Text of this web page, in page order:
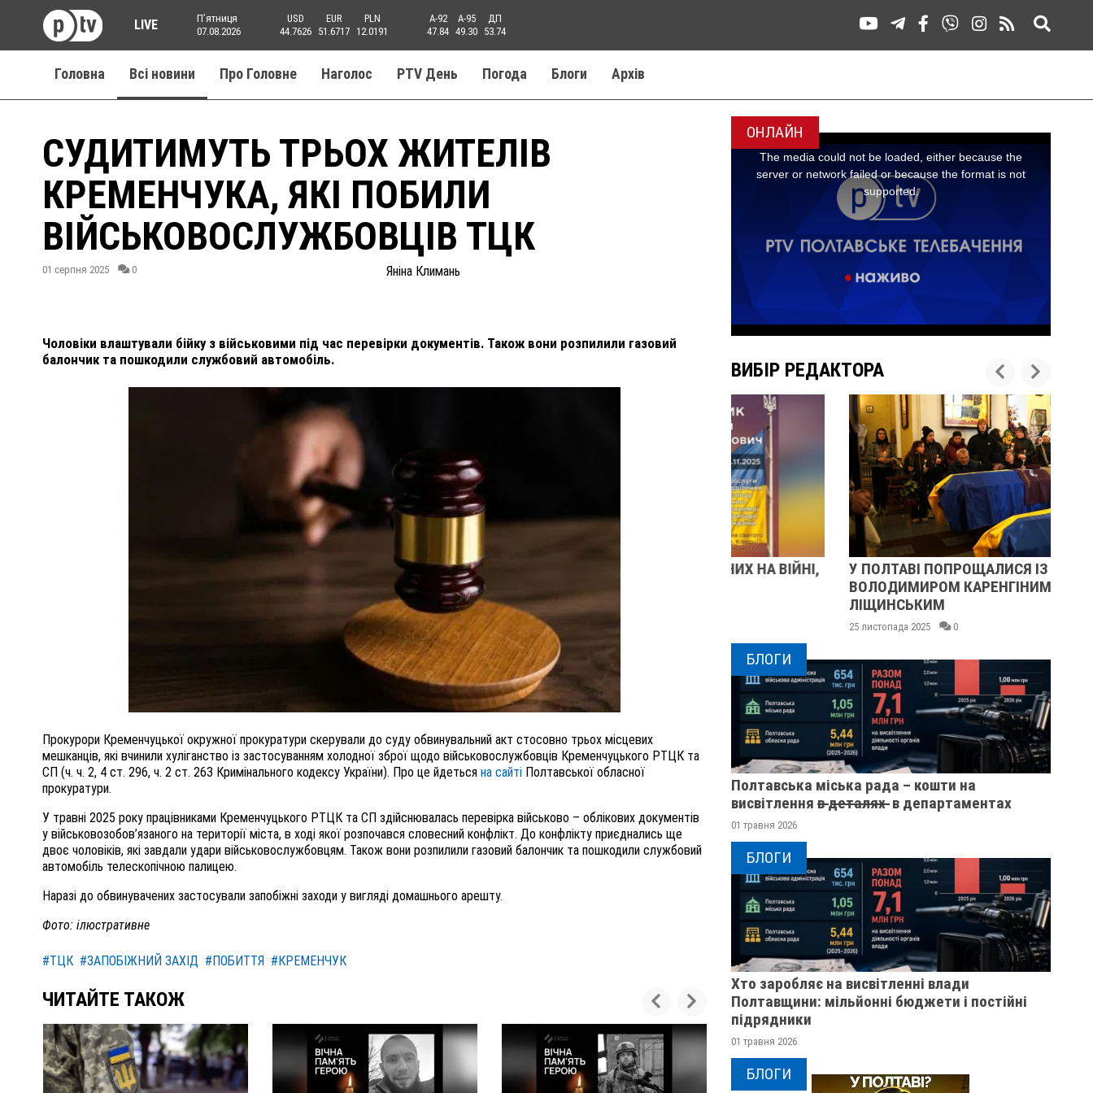
LIVE
Пʼятниця
07.08.2026
USD
44.7626
EUR
51.6717
PLN
12.0191
A-92
47.84
A-95
49.30
ДП
53.74
Головна Всі новини Про Головне Наголос PTV День Погода Блоги Aрхів
СУДИТИМУТЬ ТРЬОХ ЖИТЕЛІВ
КРЕМЕНЧУКА, ЯКІ ПОБИЛИ
ВІЙСЬКОВОСЛУЖБОВЦІВ ТЦК
01 серпня 2025 0 Яніна Климань
Чоловіки влаштували бійку з військовими під час перевірки документів. Також вони розпилили газовий
балончик та пошкодили службовий автомобіль.
Прокурори Кременчуцької окружної прокуратури скерували до суду обвинувальний акт стосовно трьох місцевих
мешканців, які вчинили хуліганство із застосуванням холодної зброї щодо військовослужбовців Кременчуцького РТЦК та
СП (ч. ч. 2, 4 ст. 296, ч. 2 ст. 263 Кримінального кодексу України). Про це йдеться на сайті Полтавської обласної
прокуратури.
У травні 2025 року працівниками Кременчуцького РТЦК та СП здійснювалась перевірка військово – облікових документів
у військовозобов’язаного на території міста, в ході якої розпочався словесний конфлікт. До конфлікту приєднались ще
двоє чоловіків, які завдали удари військовослужбовцям. Також вони розпилили газовий балончик та пошкодили службовий
автомобіль телескопічною палицею.
Наразі до обвинувачених застосували запобіжні заходи у вигляді домашнього арешту.
Фото: ілюстративне
#ТЦК #ЗАПОБІЖНИЙ ЗАХІД #ПОБИТТЯ #КРЕМЕНЧУК
ЧИТАЙТЕ ТАКОЖ
ОНЛАЙН
ВИБІР РЕДАКТОРА
ВНАСЛІДОК ПОРАНЕНЬ, ОТРИМАНИХ НА ВІЙНІ,
ПОМЕР ВОЇН ЮРІЙ ВОЙТИК
25 листопада 2025 0
У ПОЛТАВІ ПОПРОЩАЛИСЯ ІЗ ВІЙСЬКОВИМИ
ВОЛОДИМИРОМ КАРЕНГІНИМ ТА ОЛЕГОМ
БЛОГИ
Полтавська міська рада – кошти на
висвітлення в̶ ̶д̶е̶т̶а̶л̶я̶х̶ ̶ в департаментах
01 травня 2026
БЛОГИ
Хто заробляє на висвітленні влади
Полтавщини: мільйонні бюджети і постійні
підрядники
01 травня 2026
БЛОГИ